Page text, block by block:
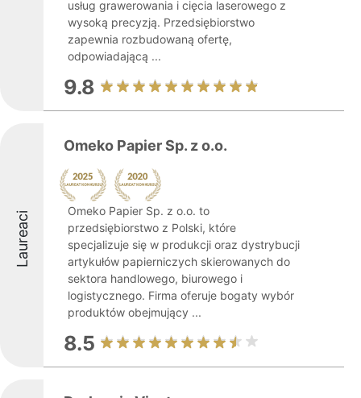
usług grawerowania i cięcia laserowego z
wysoką precyzją. Przedsiębiorstwo
zapewnia rozbudowaną ofertę,
odpowiadającą ...
9.8
Laureaci
Omeko Papier Sp. z o.o.
Omeko Papier Sp. z o.o. to
przedsiębiorstwo z Polski, które
specjalizuje się w produkcji oraz dystrybucji
artykułów papierniczych skierowanych do
sektora handlowego, biurowego i
logistycznego. Firma oferuje bogaty wybór
produktów obejmujący ...
8.5